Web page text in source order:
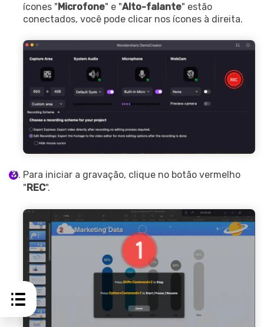
ícones "Microfone" e "Alto-falante" estão
conectados, você pode clicar nos ícones à direita.
Para iniciar a gravação, clique no botão vermelho
"REC".